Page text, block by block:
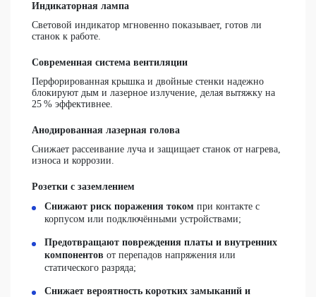
Индикаторная лампа
Световой индикатор мгновенно показывает, готов ли
станок к работе.
Современная система вентиляции
Перфорированная крышка и двойные стенки надежно
блокируют дым и лазерное излучение, делая вытяжку на
25 % эффективнее.
Анодированная лазерная голова
Снижает рассеивание луча и защищает станок от нагрева,
износа и коррозии.
Розетки с заземлением
Cнижают риск поражения током при контакте с
корпусом или подключёнными устройствами;
Предотвращают повреждения платы и внутренних
компонентов от перепадов напряжения или
статического разряда;
Снижает вероятность коротких замыканий и